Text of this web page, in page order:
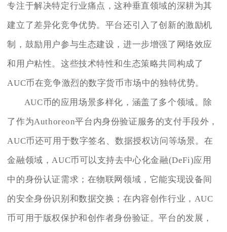
专注于解决特定行业痛点，这种垂直领域的深耕为其
建立了差异化竞争优势。平台还引入了创新的激励机
制，鼓励用户参与生态建设，进一步增强了网络效应
和用户粘性。这些技术特性和生态策略共同构成了
AUC币在竞争激烈的数字货币市场中的独特优势。
AUC币的应用场景多样化，涵盖了多个领域。除
了作为Authoreon平台内身份验证服务的支付手段外，
AUC币还可用于数字签名、数据授权访问等场景。在
金融领域，AUC币可以支持去中心化金融(DeFi)应用
中的身份认证需求；在物联网领域，它能实现设备间
的安全身份识别和数据交换；在内容创作行业，AUC
币可用于版权保护和创作者身份验证。平台的发展，